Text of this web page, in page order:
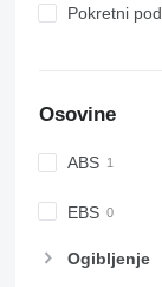
Pokretni pod
Osovine
ABS
EBS
Ogibljenje